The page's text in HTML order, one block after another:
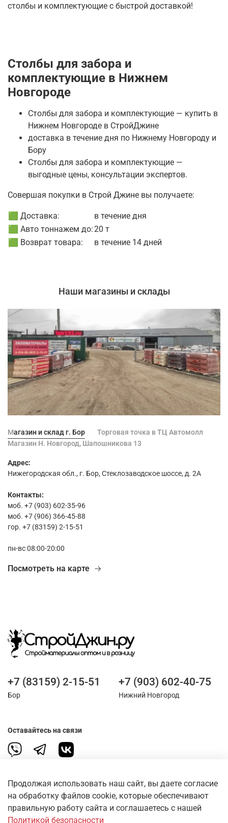
столбы и комплектующие с быстрой доставкой!
Столбы для забора и
комплектующие в Нижнем
Новгороде
Столбы для забора и комплектующие — купить в
Нижнем Новгороде в СтройДжине
доставка в течение дня по Нижнему Новгороду и
Бору
Столбы для забора и комплектующие —
выгодные цены, консультации экспертов.
Совершая покупки в Строй Джине вы получаете:
🟩 Доставка:
в течение дня
🟩 Авто тоннажем до:20 т
🟩 Возврат товара:
в течение 14 дней
Наши магазины и склады
Магазин и склад г. Бор
Торговая точка в ТЦ Автомолл
Магазин Н. Новгород, Шапошникова 13
Адрес:
Нижегородская обл., г. Бор, Стеклозаводское шоссе, д. 2А
Контакты:
моб. +7 (903) 602-35-96
моб. +7 (906) 366-45-88
гор. +7 (83159) 2-15-51
пн-вс 08:00-20:00
Посмотреть на карте
О магазине
+7 (83159) 2-15-51
Бор
+7 (903) 602-40-75
Нижний Новгород
Оставайтесь на связи
Продолжая использовать наш сайт, вы даете согласие
на обработку файлов cookie, которые обеспечивают
правильную работу сайта и соглашаетесь с нашей
Политикой безопасности